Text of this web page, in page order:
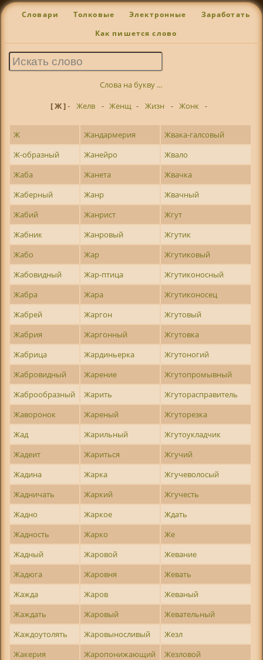
Словари Толковые Электронные Заработать
Как пишется слово
Слова на букву ...
[ Ж ]- Желв - Женщ - Жизн - Жонк -
Ж Жандармерия
Жвака-галсовый
Ж-образный
Жанейро
Жвало
Жаба
Жанета
Жвачка
Жаберный
Жанр
Жвачный
Жабий
Жанрист
Жгут
Жабник
Жанровый
Жгутик
Жабо
Жар
Жгутиковый
Жабовидный
Жар-птица
Жгутиконосный
Жабра
Жара
Жгутиконосец
Жабрей
Жаргон
Жгутовый
Жабрия
Жаргонный
Жгутовка
Жабрица
Жардиньерка
Жгутоногий
Жабровидный
Жарение
Жгутопромывный
Жаброобразный
Жарить
Жгуторасправитель
Жаворонок
Жареный
Жгуторезка
Жад
Жарильный
Жгутоукладчик
Жадеит
Жариться
Жгучий
Жадина
Жарка
Жгучеволосый
Жадничать
Жаркий
Жгучесть
Жадно
Жаркое
Ждать
Жадность
Жарко
Же
Жадный
Жаровой
Жевание
Жадюга
Жаровня
Жевать
Жажда
Жаров
Жеваный
Жаждать
Жаровый
Жевательный
Жаждоутолять
Жаровыносливый
Жезл
Жакерия
Жаропонижающий
Жезловой